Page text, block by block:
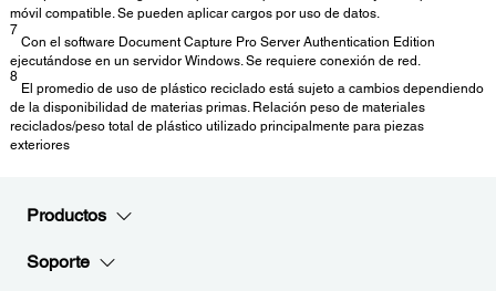
móvil compatible. Se pueden aplicar cargos por uso de datos.
7
Con el software Document Capture Pro Server Authentication Edition
ejecutándose en un servidor Windows. Se requiere conexión de red.
8
El promedio de uso de plástico reciclado está sujeto a cambios dependiendo
de la disponibilidad de materias primas. Relación peso de materiales
reciclados/peso total de plástico utilizado principalmente para piezas
exteriores
Productos
Soporte